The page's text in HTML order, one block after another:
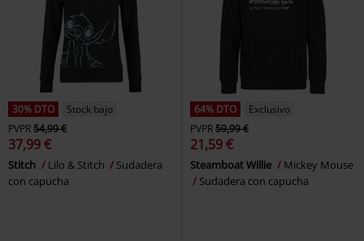
30% DTO
Stock bajo
PVPR54,99 €
37,99 €
Stitch Lilo & Stitch
Sudadera
con capucha
64% DTO
Exclusivo
PVPR59,99 €
21,59 €
Steamboat Willie
Mickey Mouse
Sudadera con capucha